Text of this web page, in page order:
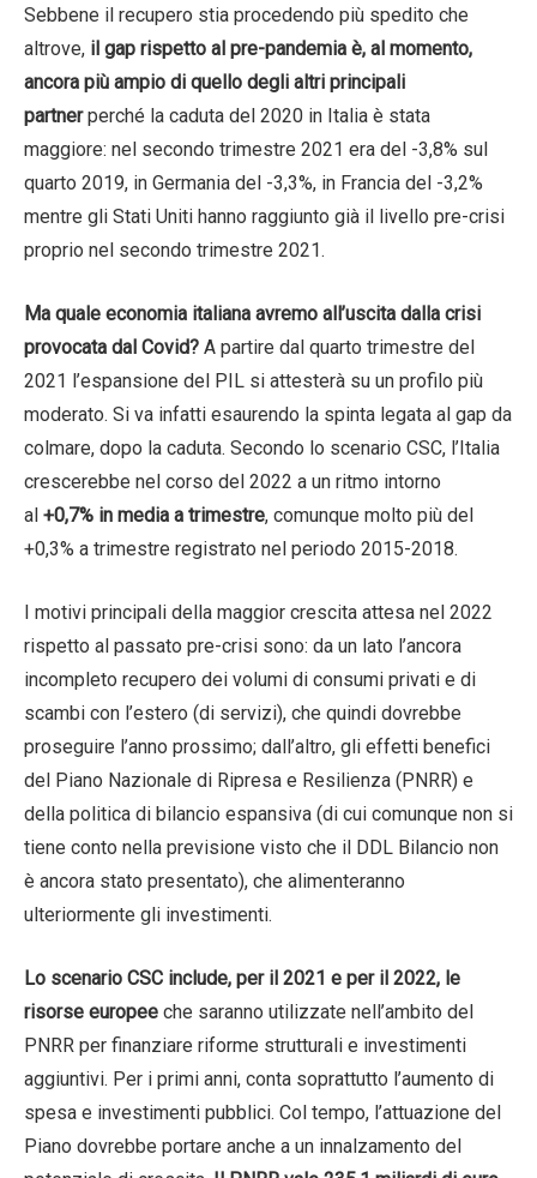
Sebbene il recupero stia procedendo più spedito che
altrove, il gap rispetto al pre-pandemia è, al momento,
ancora più ampio di quello degli altri principali
partnerperché la caduta del 2020 in Italia è stata
maggiore: nel secondo trimestre 2021 era del -3,8% sul
quarto 2019, in Germania del -3,3%, in Francia del -3,2%
mentre gli Stati Uniti hanno raggiunto già il livello pre-crisi
proprio nel secondo trimestre 2021.
Ma quale economia italiana avremo all’uscita dalla crisi
provocata dal Covid? A partire dal quarto trimestre del
2021 l’espansione del PIL si attesterà su un profilo più
moderato. Si va infatti esaurendo la spinta legata al gap da
colmare, dopo la caduta. Secondo lo scenario CSC, l’Italia
crescerebbe nel corso del 2022 a un ritmo intorno
al +0,7% in media a trimestre, comunque molto più del
+0,3% a trimestre registrato nel periodo 2015-2018.
I motivi principali della maggior crescita attesa nel 2022
rispetto al passato pre-crisi sono: da un lato l’ancora
incompleto recupero dei volumi di consumi privati e di
scambi con l’estero (di servizi), che quindi dovrebbe
proseguire l’anno prossimo; dall’altro, gli effetti benefici
del Piano Nazionale di Ripresa e Resilienza (PNRR) e
della politica di bilancio espansiva (di cui comunque non si
tiene conto nella previsione visto che il DDL Bilancio non
è ancora stato presentato), che alimenteranno
ulteriormente gli investimenti.
Lo scenario CSC include, per il 2021 e per il 2022, le
risorse europee che saranno utilizzate nell’ambito del
PNRR per finanziare riforme strutturali e investimenti
aggiuntivi. Per i primi anni, conta soprattutto l’aumento di
spesa e investimenti pubblici. Col tempo, l’attuazione del
Piano dovrebbe portare anche a un innalzamento del